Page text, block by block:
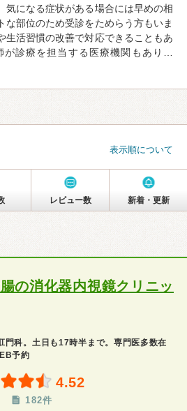
気になる症状がある場合には早めの相
な部位のため受診をためらう方もいま
生活習慣の改善で対応できることもあ
が診療を担当する医療機関もあり…
表示順について
レビュー数 新着・更新
の消化器内視鏡クリニッ
門科。土日も17時半まで。専門医多数在
予約
4.52
182件